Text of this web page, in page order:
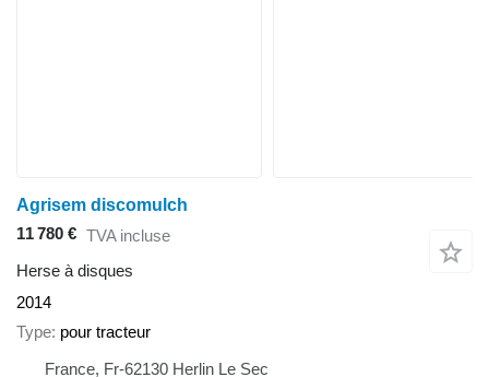
Agrisem discomulch
11 780 € TVA incluse
Herse à disques
2014
Type pour tracteur
France, Fr-62130 Herlin Le Sec